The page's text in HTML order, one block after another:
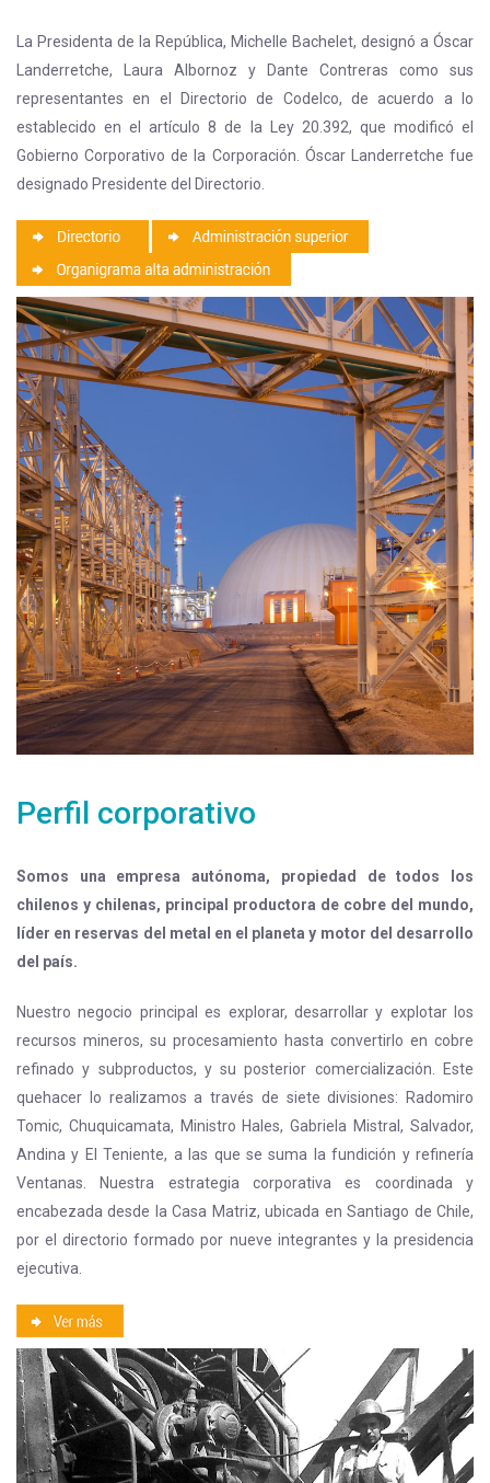
La Presidenta de la República, Michelle Bachelet, designó a Óscar
Landerretche, Laura Albornoz y Dante Contreras como sus
representantes en el Directorio de Codelco, de acuerdo a lo
establecido en el artículo 8 de la Ley 20.392, que modificó el
Gobierno Corporativo de la Corporación. Óscar Landerretche fue
designado Presidente del Directorio.
Perfil corporativo
Somos una empresa autónoma, propiedad de todos los
chilenos y chilenas, principal productora de cobre del mundo,
líder en reservas del metal en el planeta y motor del desarrollo
del país.
Nuestro negocio principal es explorar, desarrollar y explotar los
recursos mineros, su procesamiento hasta convertirlo en cobre
refinado y subproductos, y su posterior comercialización. Este
quehacer lo realizamos a través de siete divisiones: Radomiro
Tomic, Chuquicamata, Ministro Hales, Gabriela Mistral, Salvador,
Andina y El Teniente, a las que se suma la fundición y refinería
Ventanas. Nuestra estrategia corporativa es coordinada y
encabezada desde la Casa Matriz, ubicada en Santiago de Chile,
por el directorio formado por nueve integrantes y la presidencia
ejecutiva.